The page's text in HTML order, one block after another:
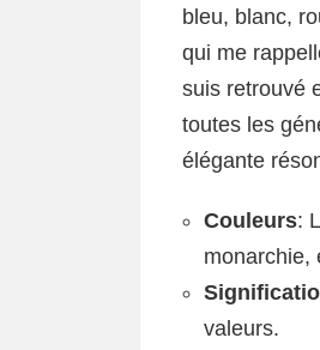
bleu, blanc,
qui me
suis retrouvé
toutes les
élégante
Couleurs:
monarchie,
valeurs.